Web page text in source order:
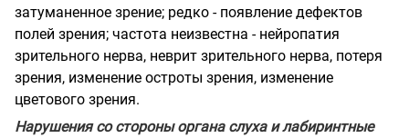
затуманенное зрение; редко - появление дефектов
полей зрения; частота неизвестна - нейропатия
зрительного нерва, неврит зрительного нерва, потеря
зрения, изменение остроты зрения, изменение
цветового зрения.
Нарушения со стороны органа слуха и лабиринтные